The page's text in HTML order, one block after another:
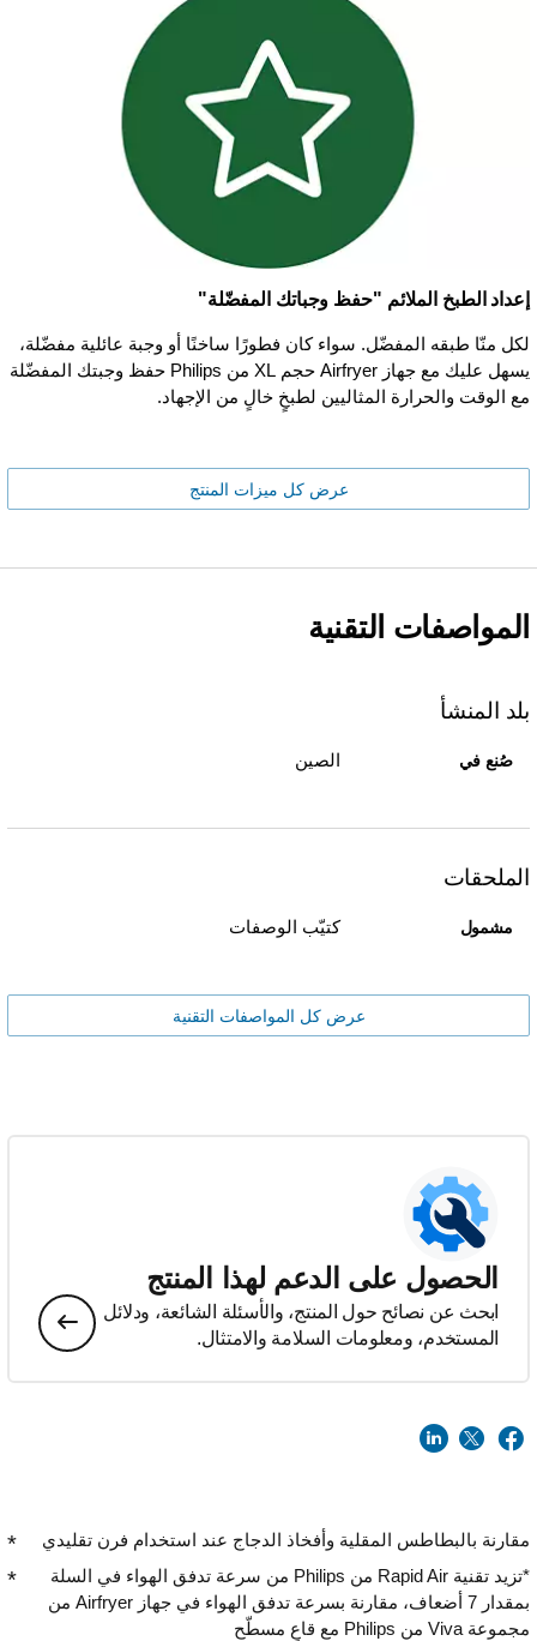
إعداد الطبخ الملائم "حفظ وجباتك المفضّلة"
لكل منّا طبقه المفضّل. سواء كان فطورًا ساخنًا أو وجبة عائلية مفضّلة،
يسهل عليك مع جهاز Airfryer حجم XL من Philips حفظ وجبتك المفضّلة
مع الوقت والحرارة المثاليين لطبخٍ خالٍ من الإجهاد.
عرض كل ميزات المنتج
المواصفات التقنية
بلد المنشأ
صُنع في الصين
الملحقات
مشمول كتيّب الوصفات
عرض كل المواصفات التقنية
الحصول على الدعم لهذا المنتج
ابحث عن نصائح حول المنتج، والأسئلة الشائعة، ودلائل
المستخدم، ومعلومات السلامة والامتثال.
مقارنة بالبطاطس المقلية وأفخاذ الدجاج عند استخدام فرن تقليدي
*تزيد تقنية Rapid Air من Philips من سرعة تدفق الهواء في السلة
بمقدار 7 أضعاف، مقارنة بسرعة تدفق الهواء في جهاز Airfryer من
مجموعة Viva من Philips مع قاعٍ مسطّح